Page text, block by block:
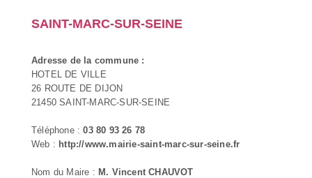
SAINT-MARC-SUR-SEINE
Adresse de la commune :
HOTEL DE VILLE
26 ROUTE DE DIJON
21450 SAINT-MARC-SUR-SEINE
Téléphone :03 80 93 26 78
Web : http://www.mairie-saint-marc-sur-seine.fr
Nom du Maire : M. Vincent CHAUVOT